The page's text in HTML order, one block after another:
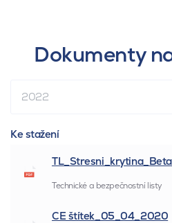
Dokumenty
2022
Ke stažení
Technické a bezpečnostní listy
CE štítek_05_04_2020